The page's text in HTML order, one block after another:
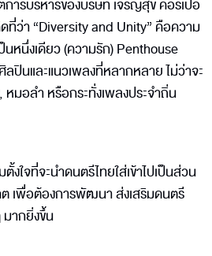
การบริหารของบริษัท เจริญสุข คอร์เปอ
ที่ว่า “Diversity and Unity” คือความ
นหนึ่งเดียว (ความรัก) Penthouse
ปินและแนวเพลงที่หลากหลาย ไม่ว่าจะ
มอลำ หรือกระทั่งเพลงประจำถิ่น
ใจที่จะนำดนตรีไทยใส่เข้าไปเป็นส่วน
เพื่อต้องการพัฒนา ส่งเสริมดนตรี
มากยิ่งขึ้น